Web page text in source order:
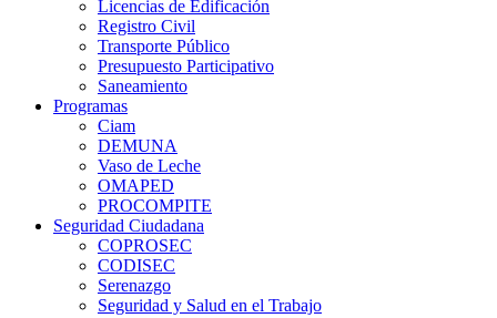
Licencias de Edificación
Registro Civil
Transporte Público
Presupuesto Participativo
Saneamiento
Programas
Ciam
DEMUNA
Vaso de Leche
OMAPED
PROCOMPITE
Seguridad Ciudadana
COPROSEC
CODISEC
Serenazgo
Seguridad y Salud en el Trabajo